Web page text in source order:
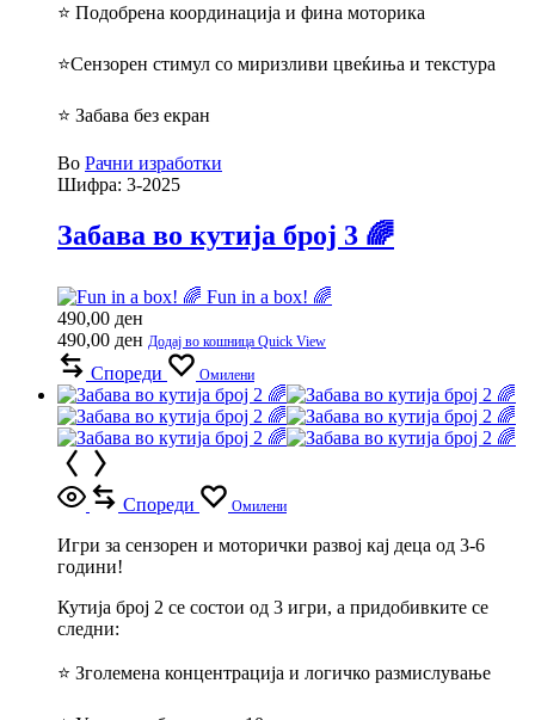
⭐ Подобрена координација и фина моторика
⭐Сензорен стимул со миризливи цвеќиња и текстура
⭐ Забава без екран
Во Рачни изработки
Шифра: 3-2025
Забава во кутија број 3 🌈
Fun in a box! 🌈
490,00 ден
490,00 ден Додај во кошница Quick View
Спореди Омилени
Спореди Омилени
Игри за сензорен и моторички развој кај деца од 3-6
години!
Кутија број 2 се состои од 3 игри, а придобивките се
следни:
⭐ Зголемена концентрација и логичко размислување